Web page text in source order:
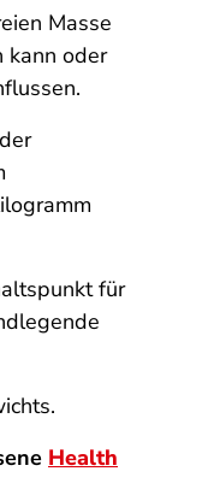
Masse
kann oder
für
Health